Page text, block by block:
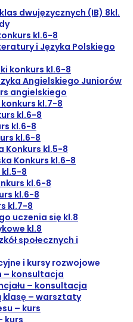
dwujęzycznych (IB) 8kl.
kl.6-8
i Języka Polskiego
konkurs kl.6-8
Angielskiego Juniorów
angielskiego
kl.7-8
kl.6-8
kl.6-8
kl.6-8
Konkurs kl.5-8
Konkurs kl.6-8
kl.5-8
kl.6-8
kl.6-8
kl.7-8
uczenia się kl.8
kl.8
społecznych i
i kursy rozwojowe
– konsultacja
– konsultacja
klasę – warsztaty
– kurs
kurs